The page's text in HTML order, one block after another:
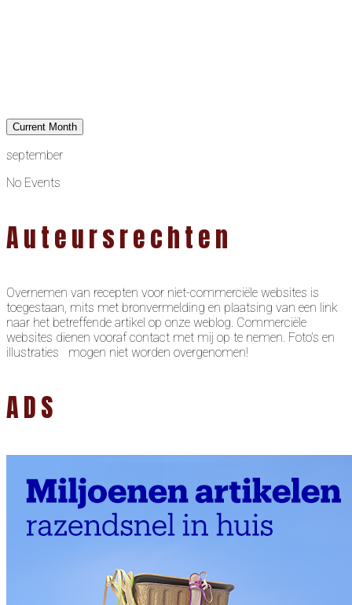
Current Month
september
No Events
Auteursrechten
Overnemen van recepten voor niet-commerciële websites is
toegestaan, mits met bronvermelding en plaatsing van een link
naar het betreffende artikel op onze weblog. Commerciële
websites dienen vooraf contact met mij op te nemen. Foto’s en
illustraties mogen niet worden overgenomen!
ADS